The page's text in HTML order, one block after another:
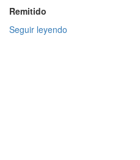
Remitido
Seguir leyendo